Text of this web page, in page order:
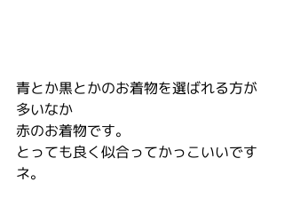
青とか黒とかのお着物を選ばれる方が
多いなか
赤のお着物です。
とっても良く似合ってかっこいいです
ネ。